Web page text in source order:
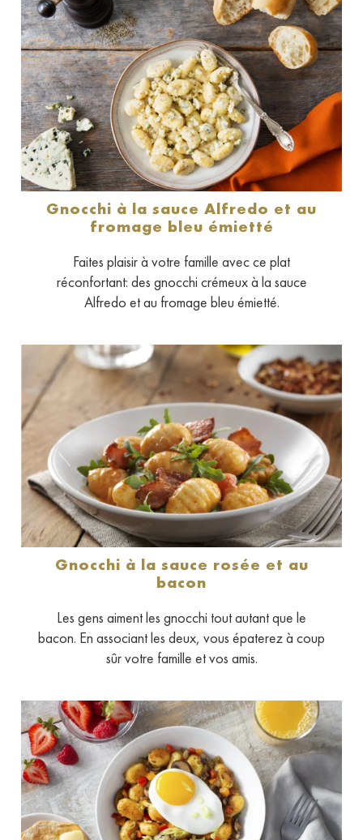
Gnocchi à la sauce Alfredo et au
fromage bleu émietté
Faites plaisir à votre famille avec ce plat
réconfortant: des gnocchi crémeux à la sauce
Alfredo et au fromage bleu émietté.
Gnocchi à la sauce rosée et au
bacon
Les gens aiment les gnocchi tout autant que le
bacon. En associant les deux, vous épaterez à coup
sûr votre famille et vos amis.